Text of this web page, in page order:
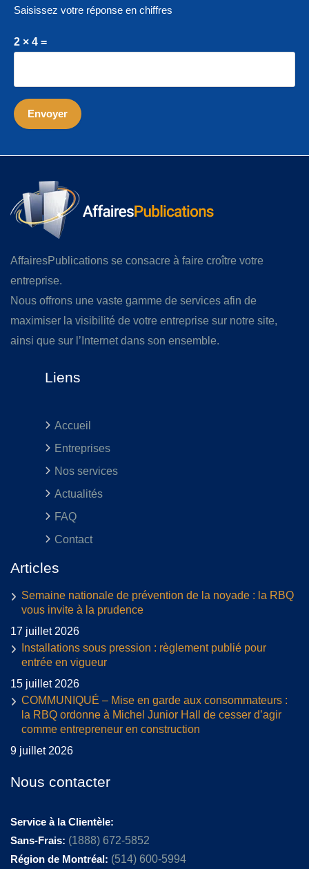
Saisissez votre réponse en chiffres
2 × 4 =
AffairesPublications se consacre à faire croître votre
entreprise.
Nous offrons une vaste gamme de services afin de
maximiser la visibilité de votre entreprise sur notre site,
ainsi que sur l’Internet dans son ensemble.
Liens
Accueil
Entreprises
Nos services
Actualités
FAQ
Contact
Articles
Semaine nationale de prévention de la noyade : la RBQ
vous invite à la prudence
17 juillet 2026
Installations sous pression : règlement publié pour
entrée en vigueur
15 juillet 2026
COMMUNIQUÉ – Mise en garde aux consommateurs :
la RBQ ordonne à Michel Junior Hall de cesser d’agir
comme entrepreneur en construction
9 juillet 2026
Nous contacter
Service à la Clientèle:
Sans-Frais: (1888) 672-5852
Région de Montréal: (514) 600-5994